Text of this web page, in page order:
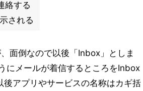
絡する
される
面倒なので以後「Inbox」としま
にメールが着信するところをInbox
アプリやサービスの名称はカギ括